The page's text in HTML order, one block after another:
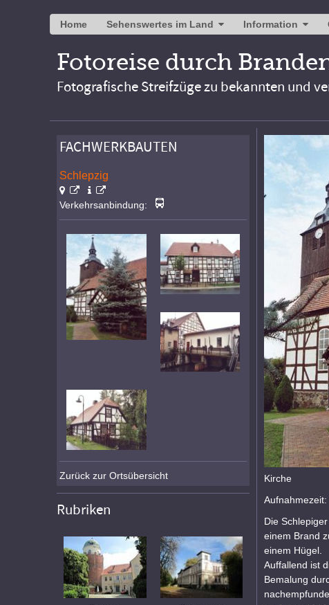
Home Sehenswertes im Land Information
Fotoreise durch
Fotografische Streifzüge zu bekannten und
Kirche
Die
einem Brand
einem Hügel.
Auffallend ist
Bemalung
FACHWERKBAUTEN
Schlepzig
Verkehrsanbindung:
Zurück zur Ortsübersicht
Rubriken